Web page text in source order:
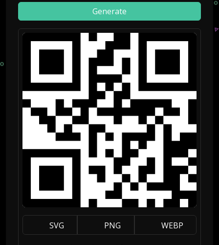
Generate
SVG PNG WEBP